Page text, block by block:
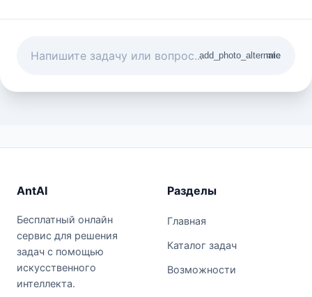
add_photo_alternate
mic
AntAI
Бесплатный онлайн
сервис для решения
задач с помощью
искусственного
интеллекта.
Разделы
Главная
Каталог задач
Возможности